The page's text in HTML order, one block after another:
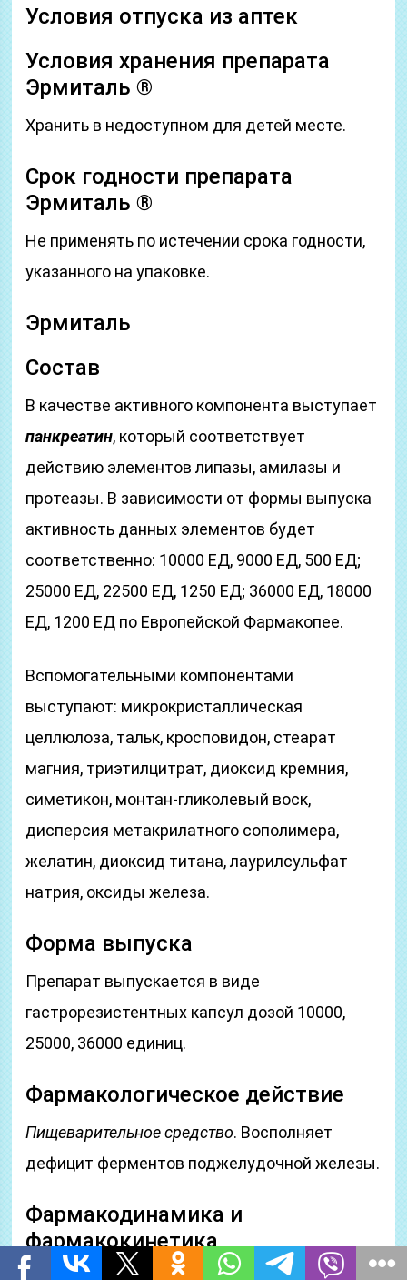
Условия отпуска из аптек
Условия хранения препарата
Эрмиталь ®
Хранить в недоступном для детей месте.
Срок годности препарата
Эрмиталь ®
Не применять по истечении срока годности,
указанного на упаковке.
Эрмиталь
Состав
В качестве активного компонента выступает
панкреатин, который соответствует
действию элементов липазы, амилазы и
протеазы. В зависимости от формы выпуска
активность данных элементов будет
соответственно: 10000 ЕД, 9000 ЕД, 500 ЕД;
25000 ЕД, 22500 ЕД, 1250 ЕД; 36000 ЕД, 18000
ЕД, 1200 ЕД по Европейской Фармакопее.
Вспомогательными компонентами
выступают: микрокристаллическая
целлюлоза, тальк, кросповидон, стеарат
магния, триэтилцитрат, диоксид кремния,
симетикон, монтан-гликолевый воск,
дисперсия метакрилатного сополимера,
желатин, диоксид титана, лаурилсульфат
натрия, оксиды железа.
Форма выпуска
Препарат выпускается в виде
гастрорезистентных капсул дозой 10000,
25000, 36000 единиц.
Фармакологическое действие
Пищеварительное средство. Восполняет
дефицит ферментов поджелудочной железы.
Фармакодинамика и
фармакокинетика